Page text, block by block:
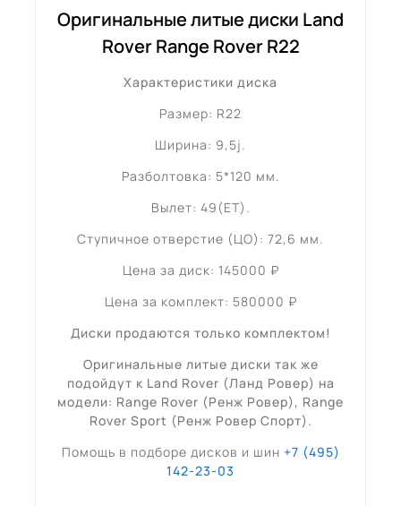
Оригинальные литые диски Land
Rover Range Rover R22
Характеристики диска
Размер: R22
Ширина: 9,5j.
Разболтовка: 5*120 мм.
Вылет: 49(ET).
Ступичное отверстие (ЦО): 72,6 мм.
Цена за диск: 145000 ₽
Цена за комплект: 580000 ₽
Диски продаются только комплектом!
Оригинальные литые диски так же
подойдут к Land Rover (Ланд Ровер) на
модели: Range Rover (Ренж Ровер), Range
Rover Sport (Ренж Ровер Спорт).
Помощь в подборе дисков и шин +7 (495)
142-23-03